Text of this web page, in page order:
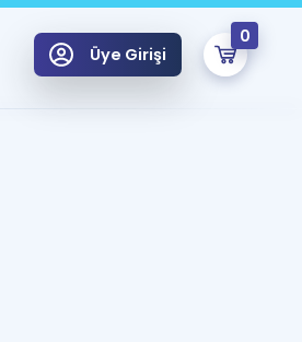
Üye Girişi
0